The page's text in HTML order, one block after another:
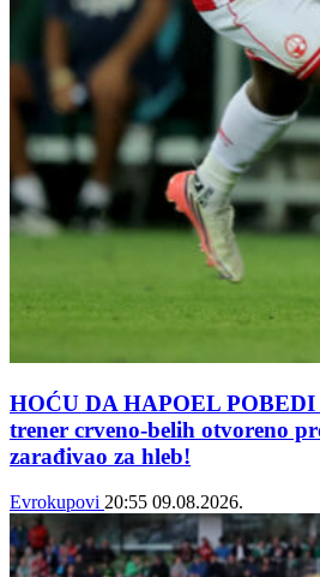
HOĆU DA HAPOEL
trener crveno-belih otvoreno
zarađivao za hleb!
Evrokupovi 20:55 09.08.2026.